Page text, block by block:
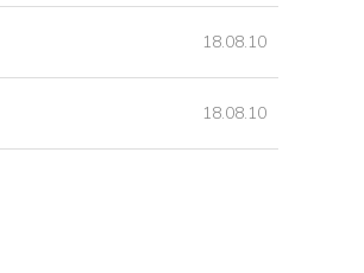
18.08.10
18.08.10